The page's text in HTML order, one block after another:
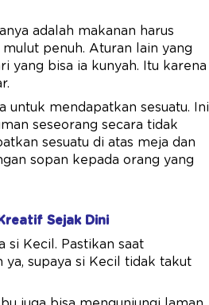
adalah makanan harus
penuh. Aturan lain yang
yang bisa ia kunyah. Itu karena
untuk mendapatkan sesuatu. Ini
seseorang secara tidak
sesuatu di atas meja dan
sopan kepada orang yang
Sejak Dini
si Kecil. Pastikan saat
supaya si Kecil tidak takut